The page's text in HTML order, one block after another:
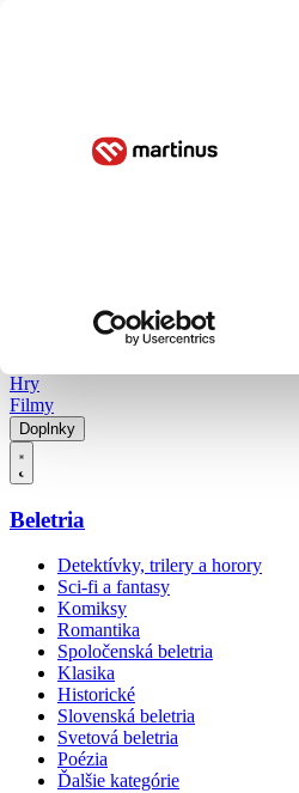
Hry
Filmy
Doplnky
Beletria
Detektívky, trilery a horory
Sci-fi a fantasy
Komiksy
Romantika
Spoločenská beletria
Klasika
Historické
Slovenská beletria
Svetová beletria
Poézia
Ďalšie kategórie